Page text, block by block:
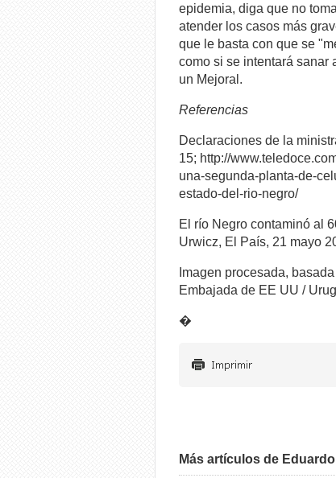
epidemia, diga que no
atender los casos más
que le basta con que se
como si se intentará sanar
un Mejoral.
Referencias
Declaraciones de la
15; http://
una-segunda-planta-de-
estado-del-rio-negro/
El río Negro contaminó al
Urwicz, El País, 21 mayo
Imagen procesada,
Embajada de EE UU /
�
Más artículos de